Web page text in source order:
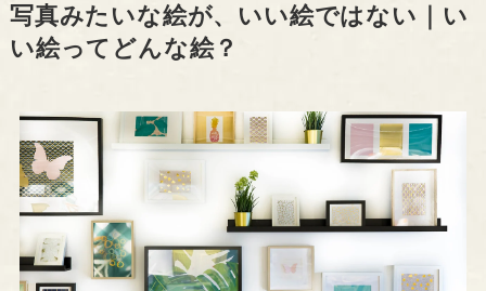
写真みたいな絵が、いい絵ではない｜い
い絵ってどんな絵？